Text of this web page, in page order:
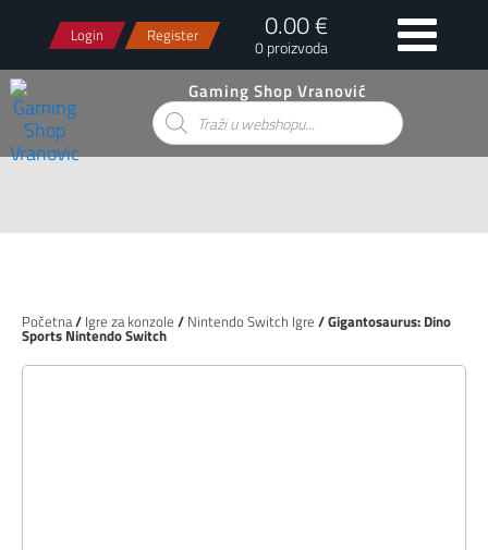
Login Register 0.00 €
0 proizvoda
Gaming Shop Vranović
Products
search
Početna/ Igre za konzole / Nintendo Switch Igre / Gigantosaurus: Dino
Sports Nintendo Switch